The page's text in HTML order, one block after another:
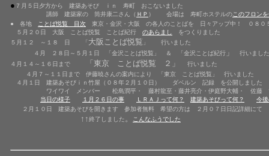
● ７月５日夕方から 建築あそび ｉｎ 寿町 おこないました
講師 建築家の 筒井康二さん（ ＨＰ ） 会場は 寿町ホステルのこのフロン
● 各地
ことば悦覧 目次 東京・金沢・大阪 の各人のことばを 日々アップ中！ ０８
５月２０日 大阪 ことば悦覧 ことば紀行 のあらまし
をつくりました
５月１２ ～１８ 日 「大阪ことば悦覧 」 行いました
４月 ２８日～５月１日 「金沢ことば悦覧」 ＆ 「金沢ことば紀行 」
行いました
４月１４～１６日まで
「東京 ことば悦覧 ２」
行いました
４月７～１１日まで 伊藤暁さんの案内により 「東京 ことば悦覧」 行いました
４月１日 建築あそびｉｎ竹屋（０８年２月１０日） ダベルン 記録 を公開しました
ワイワイ メンバー 松島潤平・ 藤村龍至・藤井亮介・伊庭野大輔・ 佐藤
当日の様子
１月２６日の事 ＬＲＡＪって何？ 建築あそびって何？
今
２月１０日 建築あそびを開きます 参加者無料 希望の方は ２月０７日日記詳細にて
↑↑終了しました。 こんなふうでした